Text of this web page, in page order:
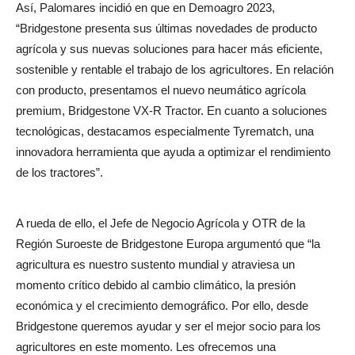
Así, Palomares incidió en que en Demoagro 2023,
“Bridgestone presenta sus últimas novedades de producto
agrícola y sus nuevas soluciones para hacer más eficiente,
sostenible y rentable el trabajo de los agricultores. En relación
con producto, presentamos el nuevo neumático agrícola
premium, Bridgestone VX-R Tractor. En cuanto a soluciones
tecnológicas, destacamos especialmente Tyrematch, una
innovadora herramienta que ayuda a optimizar el rendimiento
de los tractores”.
A rueda de ello, el Jefe de Negocio Agrícola y OTR de la
Región Suroeste de Bridgestone Europa argumentó que “la
agricultura es nuestro sustento mundial y atraviesa un
momento crítico debido al cambio climático, la presión
económica y el crecimiento demográfico. Por ello, desde
Bridgestone queremos ayudar y ser el mejor socio para los
agricultores en este momento. Les ofrecemos una